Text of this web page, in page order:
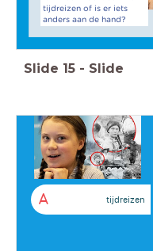
tijdreizen of is er iets
anders aan de hand?
Slide 15 - Slide
A tijdreizen